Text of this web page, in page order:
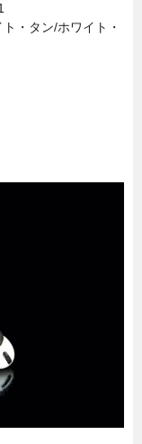
・タン/ホワイト・